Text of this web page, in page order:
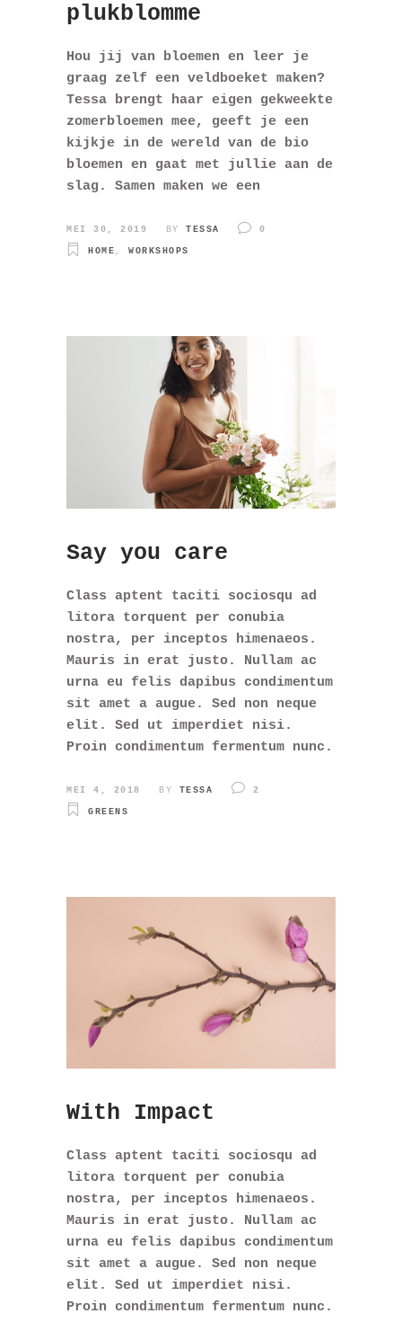
plukblomme
Hou jij van bloemen en leer je
graag zelf een veldboeket maken?
Tessa brengt haar eigen gekweekte
zomerbloemen mee, geeft je een
kijkje in de wereld van de bio
bloemen en gaat met jullie aan de
slag. Samen maken we een
MEI 30, 2019 BY TESSA 0
HOME , WORKSHOPS
Say you care
Class aptent taciti sociosqu ad
litora torquent per conubia
nostra, per inceptos himenaeos.
Mauris in erat justo. Nullam ac
urna eu felis dapibus condimentum
sit amet a augue. Sed non neque
elit. Sed ut imperdiet nisi.
Proin condimentum fermentum nunc.
MEI 4, 2018 BY TESSA 2
GREENS
With Impact
Class aptent taciti sociosqu ad
litora torquent per conubia
nostra, per inceptos himenaeos.
Mauris in erat justo. Nullam ac
urna eu felis dapibus condimentum
sit amet a augue. Sed non neque
elit. Sed ut imperdiet nisi.
Proin condimentum fermentum nunc.